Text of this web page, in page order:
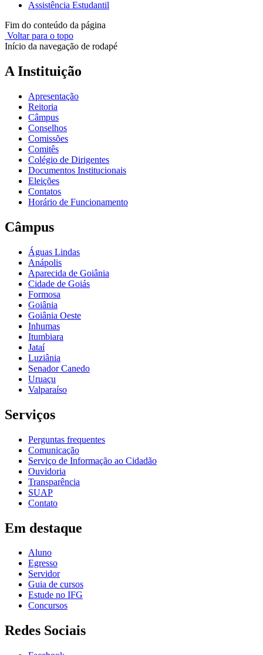
Assistência Estudantil
Fim do conteúdo da página
Voltar para o topo
Início da navegação de rodapé
A Instituição
Apresentação
Reitoria
Câmpus
Conselhos
Comissões
Comitês
Colégio de Dirigentes
Documentos Institucionais
Eleições
Contatos
Horário de Funcionamento
Câmpus
Águas Lindas
Anápolis
Aparecida de Goiânia
Cidade de Goiás
Formosa
Goiânia
Goiânia Oeste
Inhumas
Itumbiara
Jataí
Luziânia
Senador Canedo
Uruaçu
Valparaíso
Serviços
Perguntas frequentes
Comunicação
Serviço de Informação ao Cidadão
Ouvidoria
Transparência
SUAP
Contato
Em destaque
Aluno
Egresso
Servidor
Guia de cursos
Estude no IFG
Concursos
Redes Sociais